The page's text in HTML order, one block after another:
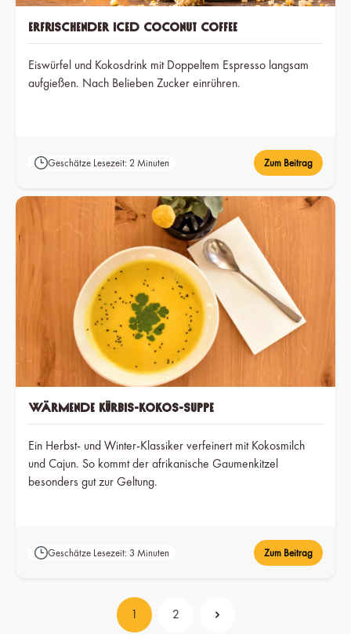
Erfrischender Iced Coconut Coffee
Eiswürfel und Kokosdrink mit Doppeltem Espresso langsam
aufgießen. Nach Belieben Zucker einrühren.
Geschätze Lesezeit: 2 Minuten Zum Beitrag
Wärmende Kürbis-Kokos-Suppe
Ein Herbst- und Winter-Klassiker verfeinert mit Kokosmilch
und Cajun. So kommt der afrikanische Gaumenkitzel
besonders gut zur Geltung.
Geschätze Lesezeit: 3 Minuten Zum Beitrag
Seite
1 Seite
2